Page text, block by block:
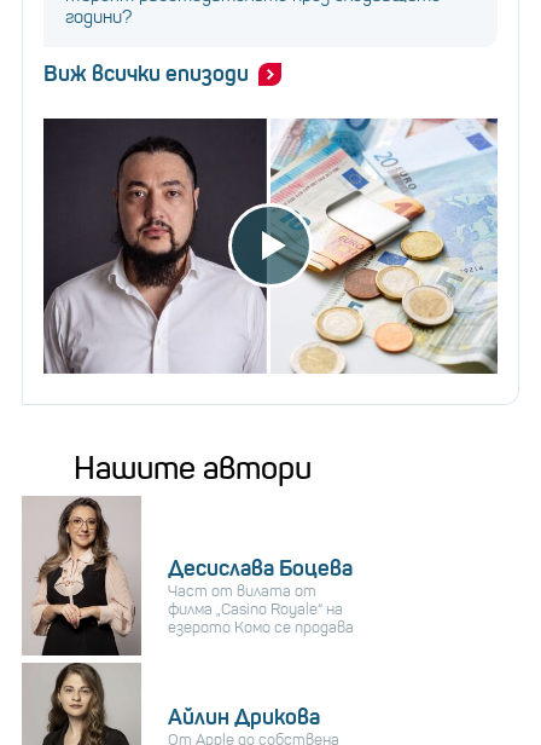
години?
Виж всички епизоди
Нашите автори
Десислава Боцева
Част от вилата от
филма „Casino Royale“ на
езерото Комо се продава
Айлин Дрикова
От Apple до собствена